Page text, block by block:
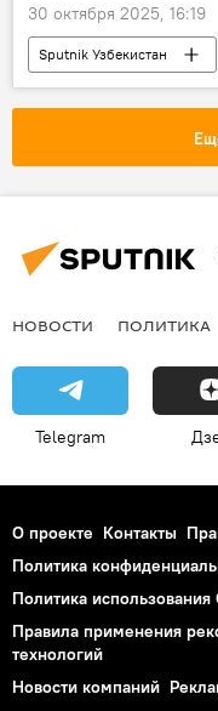
30 октября 2025, 16:19
Sputnik Узбекистан
НОВОСТИ ПОЛИТИКА
Telegram
О проекте Контакты
Политика
Политика использования
Правила применения
технологий
Новости компаний